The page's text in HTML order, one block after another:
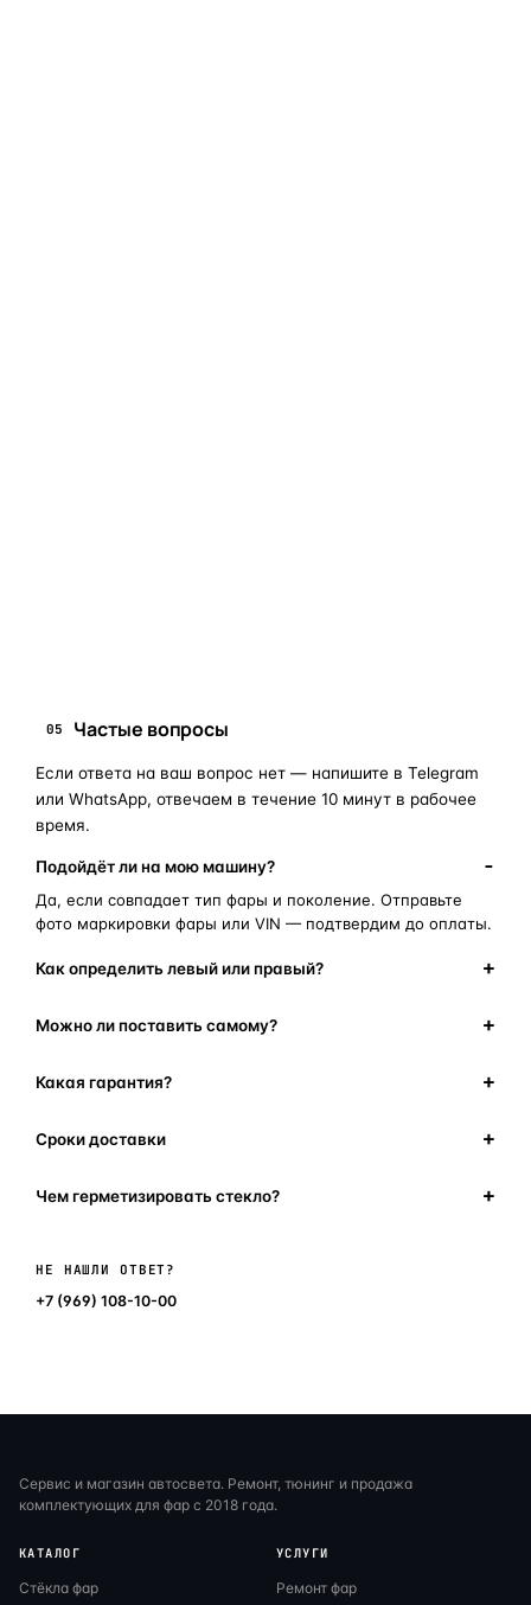
05 Частые вопросы
Если ответа на ваш вопрос нет — напишите в Telegram
или WhatsApp, отвечаем в течение 10 минут в рабочее
время.
Подойдёт ли на мою машину?
Да, если совпадает тип фары и поколение. Отправьте
фото маркировки фары или VIN — подтвердим до оплаты.
Как определить левый или правый?
Можно ли поставить самому?
Какая гарантия?
Сроки доставки
Чем герметизировать стекло?
НЕ НАШЛИ ОТВЕТ?
+7 (969) 108-10-00
Сервис и магазин автосвета. Ремонт, тюнинг и продажа
комплектующих для фар с 2018 года.
КАТАЛОГ
Стёкла фар
УСЛУГИ
Ремонт фар